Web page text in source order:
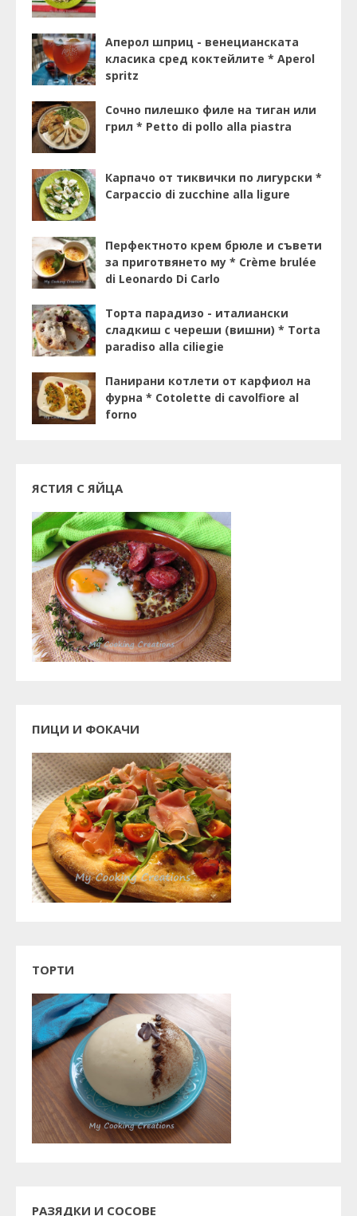
Аперол шприц - венецианската
класика сред коктейлите * Aperol
spritz
Сочно пилешко филе на тиган или
грил * Petto di pollo alla piastra
Карпачо от тиквички по лигурски *
Carpaccio di zucchine alla ligure
Перфектното крем брюле и съвети
за приготвянето му * Crème brulée
di Leonardo Di Carlo
Торта парадизо - италиански
сладкиш с череши (вишни) * Torta
paradiso alla ciliegie
Панирани котлети от карфиол на
фурна * Cotolette di cavolfiore al
forno
ЯСТИЯ С ЯЙЦА
ПИЦИ И ФОКАЧИ
ТОРТИ
РАЗЯДКИ И СОСОВЕ